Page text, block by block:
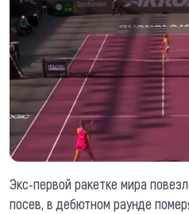
Экс-первой ракетке мира
посев, в дебютном раунде